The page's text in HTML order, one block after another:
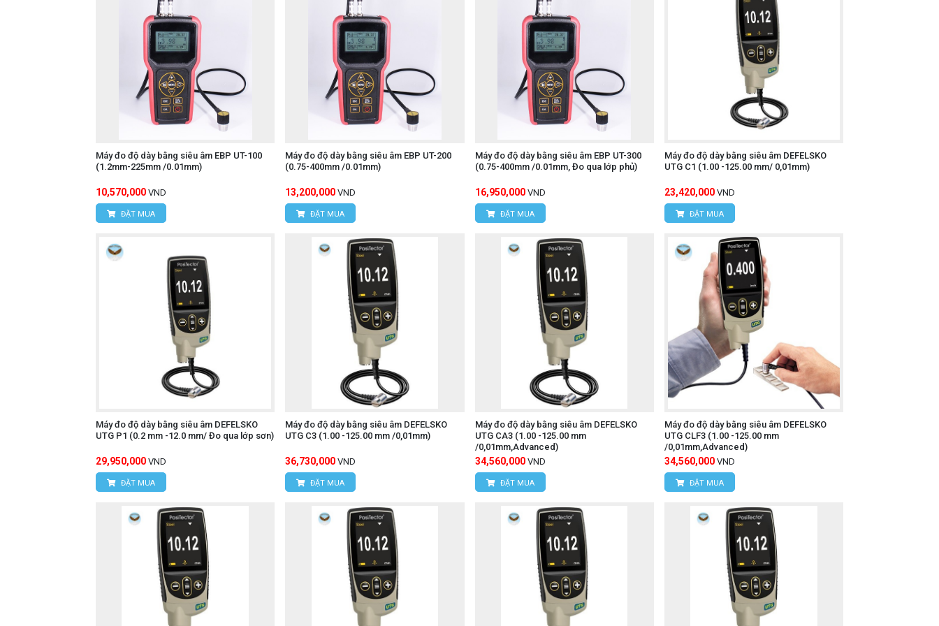
Website:www.hungnguyentech.vn
Xem thêm:Đồng hồ vạn năng UNI-T UT890C
Máy đo độ dày bằng siêu âm EBP UT-100
(1.2mm-225mm /0.01mm)
10,570,000 VND
ĐẶT MUA
Máy đo độ dày bằng siêu âm EBP UT-200
(0.75-400mm /0.01mm)
13,200,000 VND
ĐẶT MUA
Máy đo độ dày bằng siêu âm EBP UT-300
(0.75-400mm /0.01mm, Đo qua lớp phủ)
16,950,000 VND
ĐẶT MUA
Máy đo độ dày bằng siêu âm DEFELSKO
UTG C1 (1.00 -125.00 mm/ 0,01mm)
23,420,000 VND
ĐẶT MUA
Máy đo độ dày bằng siêu âm DEFELSKO
UTG P1 (0.2 mm -12.0 mm/ Đo qua lớp sơn)
29,950,000 VND
ĐẶT MUA
Máy đo độ dày bằng siêu âm DEFELSKO
UTG C3 (1.00 -125.00 mm /0,01mm)
36,730,000 VND
ĐẶT MUA
Máy đo độ dày bằng siêu âm DEFELSKO
UTG CA3 (1.00 -125.00 mm
/0,01mm,Advanced)
34,560,000 VND
ĐẶT MUA
Máy đo độ dày bằng siêu âm DEFELSKO
UTG CLF3 (1.00 -125.00 mm
/0,01mm,Advanced)
34,560,000 VND
ĐẶT MUA